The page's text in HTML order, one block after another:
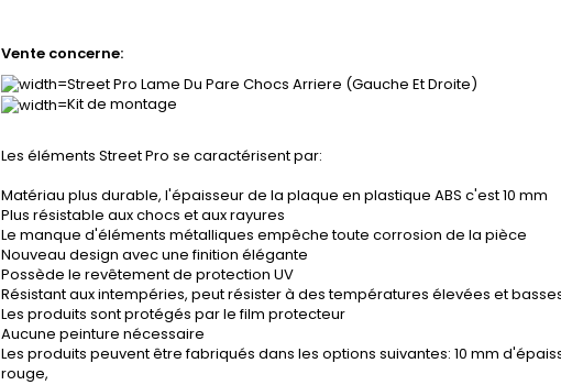
Vente concerne:
Street Pro Lame Du Pare Chocs Arriere (Gauche Et Droite)
Kit de montage
Les éléments Street Pro se caractérisent par:
Matériau plus durable, l'épaisseur de la plaque en plastique ABS c'est 10 mm
Plus résistable aux chocs et aux rayures
Le manque d'éléments métalliques empêche toute corrosion de la pièce
Nouveau design avec une finition élégante
Possède le revêtement de protection UV
Résistant aux intempéries, peut résister à des températures élevées et
Les produits sont protégés par le film protecteur
Aucune peinture nécessaire
Les produits peuvent être fabriqués dans les options suivantes: 10 mm
rouge,